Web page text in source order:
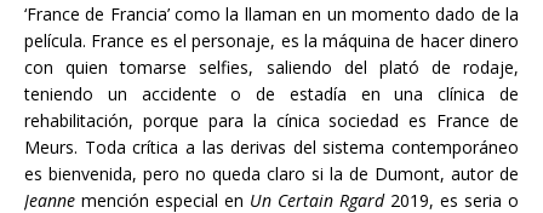
‘France de Francia’ como la llaman en un momento dado de la
película. France es el personaje, es la máquina de hacer dinero
con quien tomarse selfies, saliendo del plató de rodaje,
teniendo un accidente o de estadía en una clínica de
rehabilitación, porque para la cínica sociedad es France de
Meurs. Toda crítica a las derivas del sistema contemporáneo
es bienvenida, pero no queda claro si la de Dumont, autor de
Jeanne mención especial en Un Certain Rgard2019, es seria o